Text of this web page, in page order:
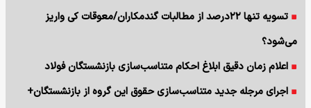
تسویه تنها ۲۲درصد از مطالبات گندمکاران/معوقات کی واریز
می‌شود؟
اعلام زمان دقیق ابلاغ احکام متناسب‌سازی بازنشستگان فولاد
اجرای مرجله جدید متناسب‌سازی حقوق این گروه از بازنشستگان+